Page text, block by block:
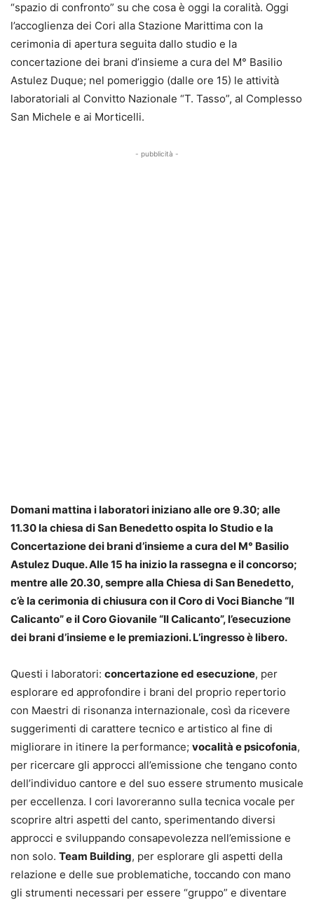
“spazio di confronto” su che cosa è oggi la coralità. Oggi
l’accoglienza dei Cori alla Stazione Marittima con la
cerimonia di apertura seguita dallo studio e la
concertazione dei brani d’insieme a cura del M° Basilio
Astulez Duque; nel pomeriggio (dalle ore 15) le attività
laboratoriali al Convitto Nazionale “T. Tasso”, al Complesso
San Michele e ai Morticelli.
- pubblicità -
Domani mattina i laboratori iniziano alle ore 9.30; alle
11.30 la chiesa di San Benedetto ospita lo Studio e la
Concertazione dei brani d’insieme a cura del M° Basilio
Astulez Duque. Alle 15 ha inizio la rassegna e il concorso;
mentre alle 20.30, sempre alla Chiesa di San Benedetto,
c’è la cerimonia di chiusura con il Coro di Voci Bianche “Il
Calicanto” e il Coro Giovanile “Il Calicanto”, l’esecuzione
dei brani d’insieme e le premiazioni. L’ingresso è libero.
Questi i laboratori: concertazione ed esecuzione, per
esplorare ed approfondire i brani del proprio repertorio
con Maestri di risonanza internazionale, così da ricevere
suggerimenti di carattere tecnico e artistico al fine di
migliorare in itinere la performance; vocalità e psicofonia,
per ricercare gli approcci all’emissione che tengano conto
dell’individuo cantore e del suo essere strumento musicale
per eccellenza. I cori lavoreranno sulla tecnica vocale per
scoprire altri aspetti del canto, sperimentando diversi
approcci e sviluppando consapevolezza nell’emissione e
non solo. Team Building, per esplorare gli aspetti della
relazione e delle sue problematiche, toccando con mano
gli strumenti necessari per essere “gruppo” e diventare